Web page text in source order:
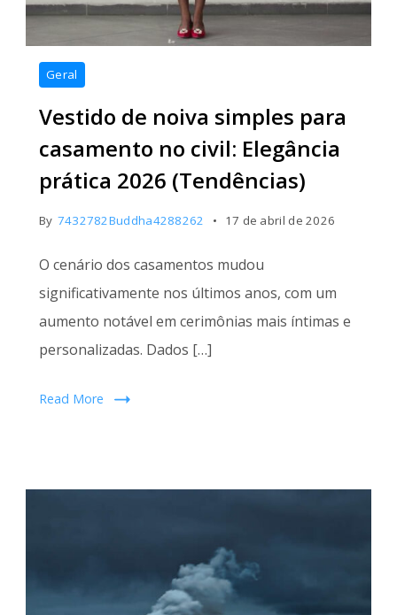
Geral
Vestido de noiva simples para
casamento no civil: Elegância
prática 2026 (Tendências)
By 7432782Buddha4288262 17 de abril de 2026
O cenário dos casamentos mudou
significativamente nos últimos anos, com um
aumento notável em cerimônias mais íntimas e
personalizadas. Dados […]
Read More